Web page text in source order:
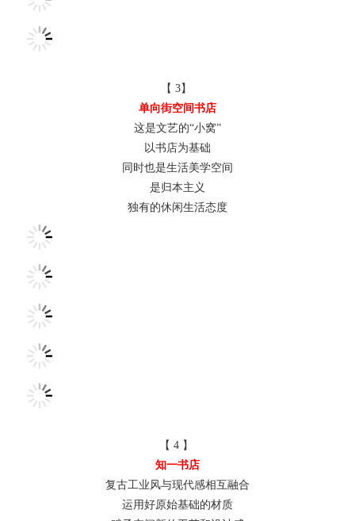
【 3】
单向街空间书店
这是文艺的“小窝”
以书店为基础
同时也是生活美学空间
是归本主义
独有的休闲生活态度
【 4 】
知一书店
复古工业风与现代感相互融合
运用好原始基础的材质